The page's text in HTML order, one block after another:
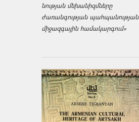
նության մեխանիզմները
ժառանգության պահպանության
միջազ­գային համակարգում»